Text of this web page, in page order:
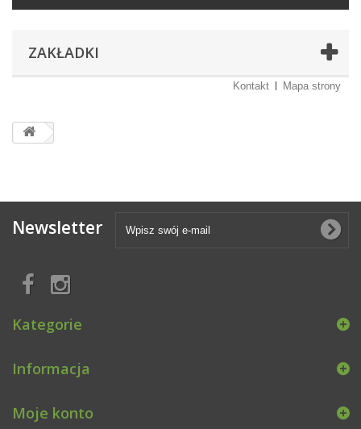
ZAKŁADKI
Kontakt Mapa strony
Newsletter
Kategorie
Informacja
Moje konto